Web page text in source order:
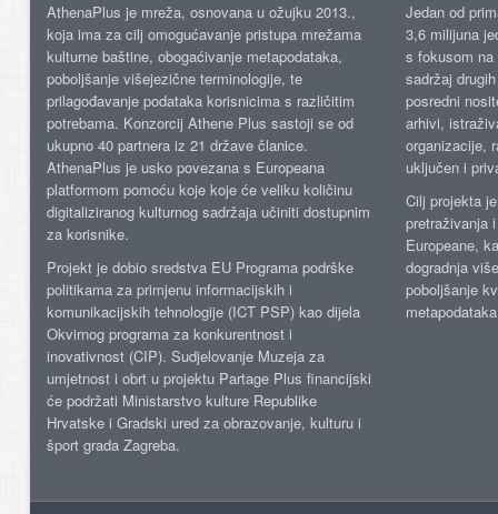
AthenaPlus je mreža, osnovana u ožujku 2013.,
koja ima za cilj omogućavanje pristupa mrežama
kulturne baštine, obogaćivanje metapodataka,
poboljšanje višejezične terminologije, te
prilagođavanje podataka korisnicima s različitim
potrebama. Konzorcij Athene Plus sastoji se od
ukupno 40 partnera iz 21 države članice.
AthenaPlus je usko povezana s Europeana
platformom pomoću koje koje će veliku količinu
digitaliziranog kulturnog sadržaja učiniti dostupnim
za korisnike.
Projekt je dobio sredstva EU Programa podrške
politikama za primjenu informacijskih i
komunikacijskih tehnologije (ICT PSP) kao dijela
Okvirnog programa za konkurentnost i
inovativnost (CIP). Sudjelovanje Muzeja za
umjetnost i obrt u projektu Partage Plus financijski
će podržati Ministarstvo kulture Republike
Hrvatske i Gradski ured za obrazovanje, kulturu i
šport grada Zagreba.
Jedan od
3,6 milijuna
s fokusom
sadržaj
posredni
arhivi,
organizacije,
uključen i
Cilj projekta
pretraživanja
Europeane,
dogradnja
poboljšanje